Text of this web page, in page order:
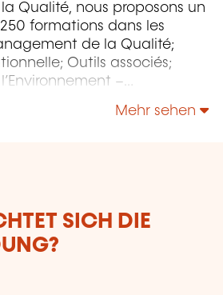
Qualité, nous proposons un
formations dans les
de la Qualité;
Outils associés;
–
Sécurité et de la Sûreté;
Mehr sehen
SICH DIE